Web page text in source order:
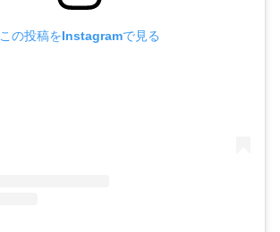
この投稿をInstagramで見る